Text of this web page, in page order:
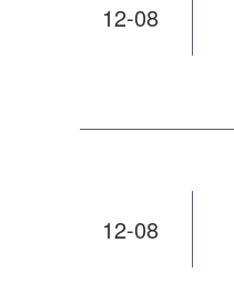
12-08
12-08